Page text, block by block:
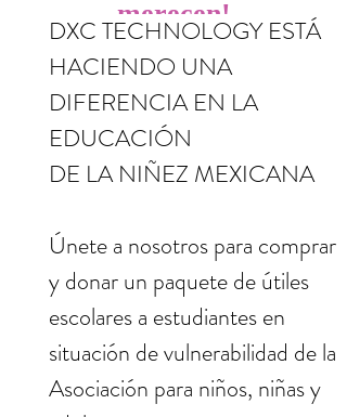
merecen!
DXC TECHNOLOGY ESTÁ
HACIENDO UNA
DIFERENCIA EN LA
EDUCACIÓN
DE LA NIÑEZ MEXICANA
Únete a nosotros para comprar
y donar un paquete de útiles
escolares a estudiantes en
situación de vulnerabilidad de la
Asociación para niños, niñas y